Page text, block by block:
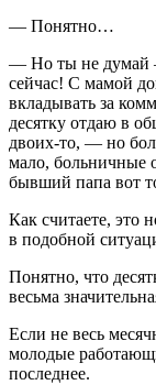
— Понятно…
— Но ты не думай
сейчас! С мамой
вкладывать за
десятку отдаю в
двоих-то, — но
мало, больничные
бывший папа вот
Как считаете, это
в подобной
Понятно, что
весьма
Если не весь
молодые
последнее.